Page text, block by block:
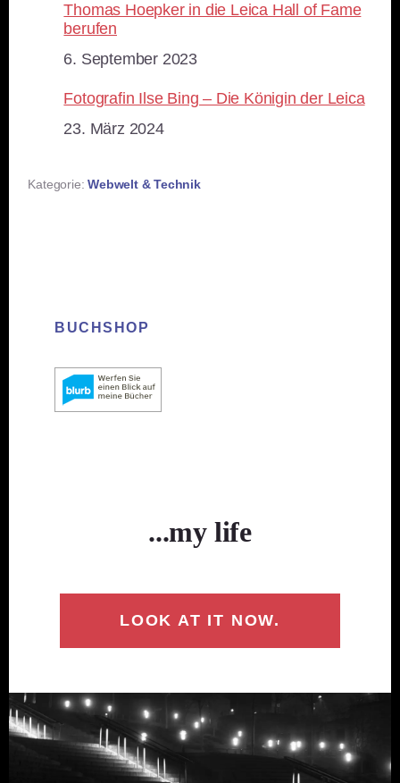
Thomas Hoepker in die Leica Hall of Fame
berufen
Datum
6. September 2023
Fotografin Ilse Bing – Die Königin der Leica
Datum
23. März 2024
Kategorie:Webwelt & Technik
BUCHSHOP
...my life
LOOK AT IT NOW.